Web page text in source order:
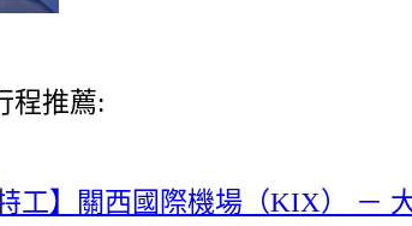
程推薦:
工】關西國際機場（KIX） －